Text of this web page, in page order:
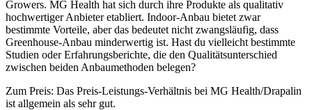
Growers. MG Health hat sich durch ihre Produkte als qualitativ
hochwertiger Anbieter etabliert. Indoor-Anbau bietet zwar
bestimmte Vorteile, aber das bedeutet nicht zwangsläufig, dass
Greenhouse-Anbau minderwertig ist. Hast du vielleicht bestimmte
Studien oder Erfahrungsberichte, die den Qualitätsunterschied
zwischen beiden Anbaumethoden belegen?
Zum Preis: Das Preis-Leistungs-Verhältnis bei MG Health/Drapalin
ist allgemein als sehr gut.